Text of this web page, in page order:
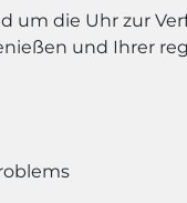
um die Uhr zur
und Ihrer